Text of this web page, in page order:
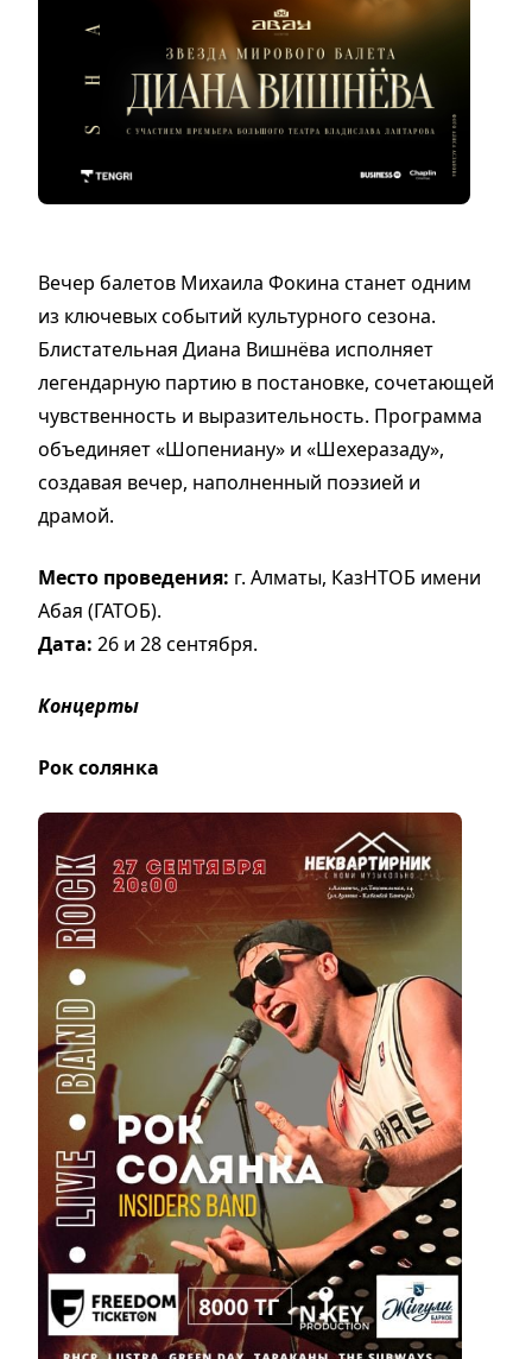
Вечер балетов Михаила Фокина станет одним
из ключевых событий культурного сезона.
Блистательная Диана Вишнёва исполняет
легендарную партию в постановке, сочетающей
чувственность и выразительность. Программа
объединяет «Шопениану» и «Шехеразаду»,
создавая вечер, наполненный поэзией и
драмой.
Место проведения: г. Алматы, КазНТОБ имени
Абая (ГАТОБ).
Дата: 26 и 28 сентября.
Концерты
Рок солянка